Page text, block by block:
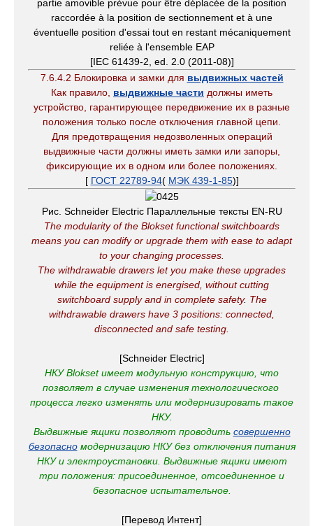
partie amovible prévue pour être déplacée de la position
raccordée à la position de sectionnement et à une
éventuelle position d'essai tout en restant mécaniquement
reliée à l'ensemble EAP
[IEC 61439-2, ed. 2.0 (2011-08)]
7.6.4.2 Блокировка и замки для выдвижных частей
Как правило, выдвижные части должны иметь
устройство, гарантирующее передвижение их в разные
положения только после отключения главной цепи.
Для предотвращения недозволенных операций
выдвижные части должны иметь замки или запоры,
фиксирующие их в одном или более положениях.
[ ГОСТ 22789-94( МЭК 439-1-85)]
Рис. Schneider Electric Параллельные тексты EN-RU
The modularity of the Blokset functional switchboards
means you can modify or upgrade them with ease to adapt
to your changing processes.
The withdrawable drawers let you make these upgrades
while the equipment is energised, without cutting
switchboard supply and in complete safety. The
withdrawable drawers have 3 positions: connected,
disconnected and safe testing.
[Schneider Electric]
НКУ Blokset имеет модульную конструкцию, что
позволяет в случае изменения технологического
процесса легко изменять или модернизировать такое
НКУ.
Выдвижные ящики позволяют проводить совершенно
безопасно модернизацию НКУ без отключения питания
НКУ и электроустановки. Выдвижные ящики имеют
три положения: присоединенное, отсоединенное и
безопасное испытательное.
[Перевод Интент]